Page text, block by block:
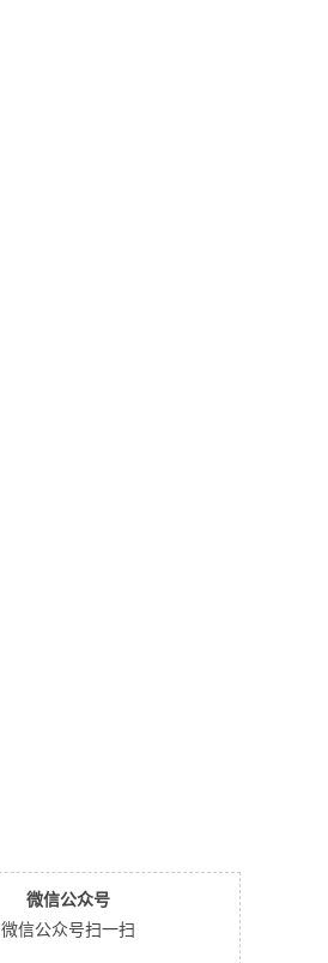
微信公众号
微信公众号扫一扫